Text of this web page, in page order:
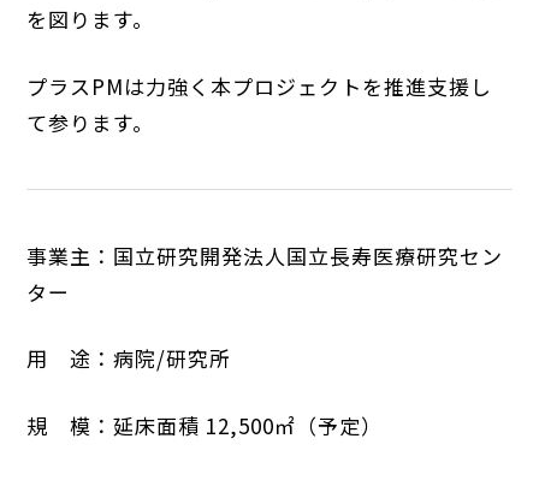
を図ります。
プラスPMは力強く本プロジェクトを推進支援し
て参ります。
事業主：国立研究開発法人国立長寿医療研究セン
ター
用 途：病院/研究所
規 模：延床面積 12,500㎡（予定）